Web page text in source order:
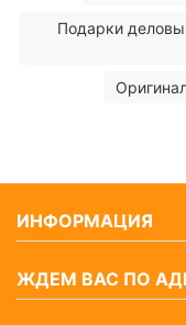
Подарки
ИНФОРМАЦИЯ
ЖДЕМ ВАС ПО